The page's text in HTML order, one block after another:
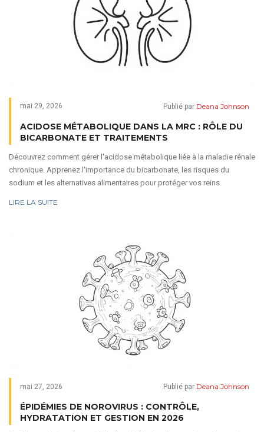
mai 29, 2026 Publié par Deana Johnson
ACIDOSE MÉTABOLIQUE DANS LA MRC : RÔLE DU
BICARBONATE ET TRAITEMENTS
Découvrez comment gérer l'acidose métabolique liée à la maladie rénale
chronique. Apprenez l'importance du bicarbonate, les risques du
sodium et les alternatives alimentaires pour protéger vos reins.
LIRE LA SUITE
mai 27, 2026 Publié par Deana Johnson
ÉPIDÉMIES DE NOROVIRUS : CONTRÔLE,
HYDRATATION ET GESTION EN 2026